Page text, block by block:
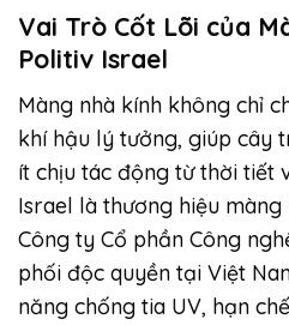
Vai Trò Cốt Lõi của
Politiv Israel
Màng nhà kính không chỉ
khí hậu lý tưởng, giúp cây
ít chịu tác động từ thời tiết
Israel là thương hiệu
Công ty Cổ phần Công
phối độc quyền tại Việt
năng chống tia UV, hạn